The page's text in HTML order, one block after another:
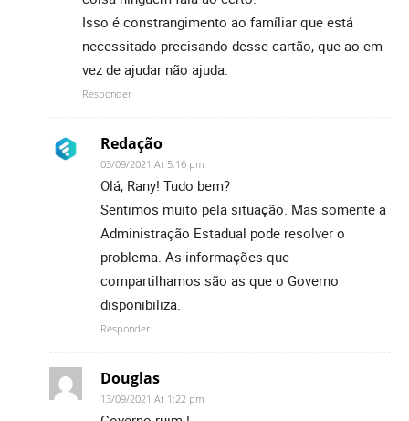
Isso é constrangimento ao famíliar que está
necessitado precisando desse cartão, que ao em
vez de ajudar não ajuda.
Responder
Redação
03/09/2021 At 5:16 pm
Olá, Rany! Tudo bem?
Sentimos muito pela situação. Mas somente a
Administração Estadual pode resolver o
problema. As informações que
compartilhamos são as que o Governo
disponibiliza.
Responder
Douglas
13/09/2021 At 1:22 pm